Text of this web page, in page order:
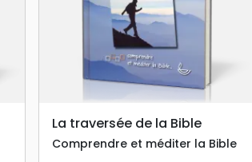
search APERÇU RAPIDE
La traversée de la Bible
Comprendre et méditer la Bible